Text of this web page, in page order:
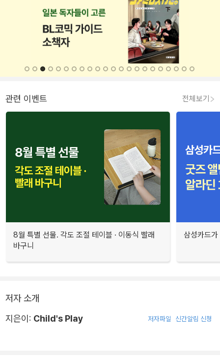
관련 이벤트 전체보기
8월 특별 선물. 각도 조절 테이블 · 이동식 빨래
바구니
삼성카드
저자 소개
지은이: Child's Play 저자파일 신간알림 신청